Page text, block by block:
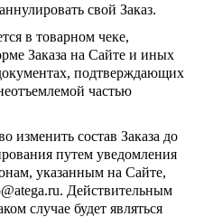
свой Заказ.
в товарном чеке,
Заказа на Сайте и иных
подтверждающих
частью
изменить состав Заказа до
путем уведомления
указанным на Сайте,
Действительным
случае будет являться